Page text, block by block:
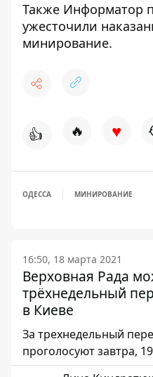
Также Информатор
ужесточили
минирование.
👍 🔥 ♥
ОДЕССА МИНИРОВАНИЕ
16:50, 18 марта 2021
Верховная Рада
трёхнедельный
в Киеве
За трехнедельный
проголосуют завтра,